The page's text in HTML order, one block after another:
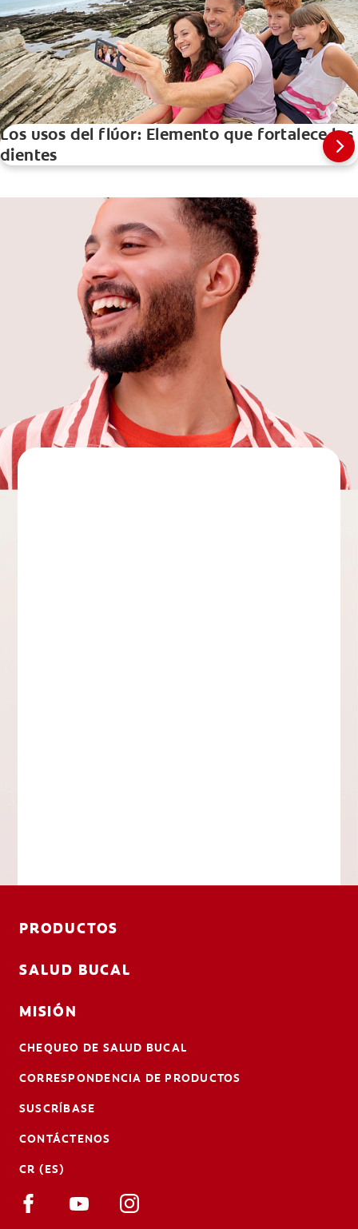
Los usos del flúor: Elemento que fortalece los
dientes
PRODUCTOS
SALUD BUCAL
MISIÓN
CHEQUEO DE SALUD BUCAL
CORRESPONDENCIA DE PRODUCTOS
SUSCRÍBASE
CONTÁCTENOS
CR (ES)